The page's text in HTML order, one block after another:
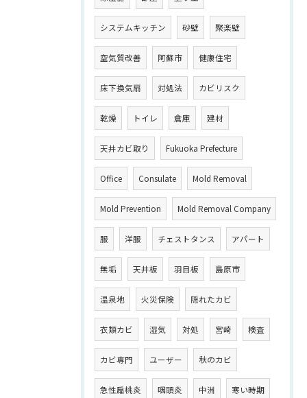
システムキッチン 砂壁 聚楽壁
空気質改善 阿蘇市 健康住宅
床下換気扇 対処法 カビリスク
乾燥 トイレ 倉庫 建材
天井カビ取り Fukuoka Prefecture
Office Consulate Mold Removal
Mold Prevention Mold Removal Company
服 洋服 チェストタンス アパート
無垢 天井板 羽目板 島原市
温泉地 火災保険 隠れたカビ
衣類カビ 湿気 対処 宮崎 検査
カビ専門 ユーザー 秋のカビ
急性扁桃炎 咽頭炎 中洲 寒い時期